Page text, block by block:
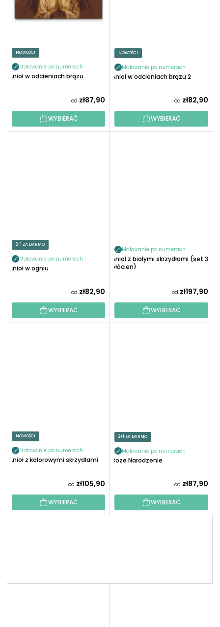
NOWOŚCI
Malowanie po numerach
Anioł w odcieniach brązu
od zł87,90
WYBIERAĆ
NOWOŚCI
Malowanie po numerach
Anioł w odcieniach brązu 2
od zł82,90
WYBIERAĆ
2+1 ZA DARMO
Malowanie po numerach
Anioł w ogniu
od zł82,90
WYBIERAĆ
Malowanie po numerach
Anioł z białymi skrzydłami (set 3
płócien)
od zł197,90
WYBIERAĆ
NOWOŚCI
Malowanie po numerach
Anioł z kolorowymi skrzydłami
od zł105,90
WYBIERAĆ
2+1 ZA DARMO
Malowanie po numerach
Boże Narodzenie
od zł87,90
WYBIERAĆ